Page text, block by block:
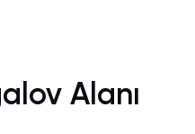
Alanı